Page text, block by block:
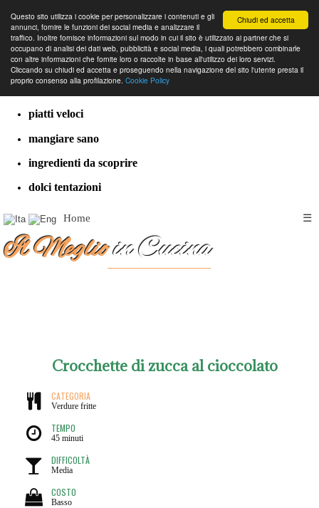
Chiudi ed accetta
Questo sito utilizza i cookie per personalizzare i contenuti e gli
annunci, fornire le funzioni dei social media e analizzare il
traffico. Inoltre fornisce informazioni sul modo in cui il sito è utilizzato ai partner che si
occupano di analisi dei dati web, pubblicità e social media, i quali potrebbero combinarle
con altre informazioni che fornite loro o raccolte in base all'utilizzo dei loro servizi.
Cliccando su chiudi ed accetta e proseguendo nella navigazione del sito l'utente presta il
proprio consenso alla profilazione. Cookie Policy
cucina dal mondo
ricette classiche
piatti veloci
mangiare sano
ingredienti da scoprire
dolci tentazioni
Home ☰
Il Meglioin Cucina
Crocchette di zucca al cioccolato
CATEGORIA
Verdure fritte
TEMPO
45 minuti
DIFFICOLTÀ
Media
COSTO
Basso